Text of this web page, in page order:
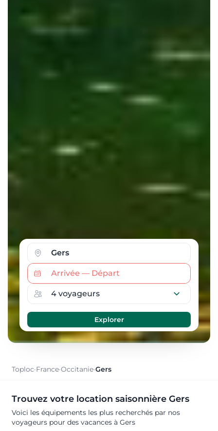
Toploc·France·Occitanie·Gers
Trouvez votre location saisonnière Gers
Voici les équipements les plus recherchés par nos
voyageurs pour des vacances à Gers